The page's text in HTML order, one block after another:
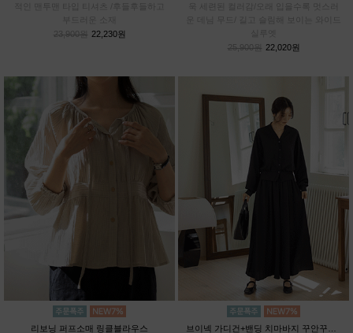
적인 맨투맨 타입 티셔츠 /후들후들하고
부드러운 소재
23,900원 22,230원
욱 세련된 컬러감/오래 입을수록 멋스러
실루엣
25,900원 22,020원
리보닝 퍼프소매 링클블라우스